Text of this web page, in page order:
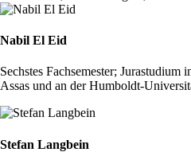
Nabil El Eid
Sechstes Fachsemester;
Assas und an der Humboldt-
Stefan Langbein